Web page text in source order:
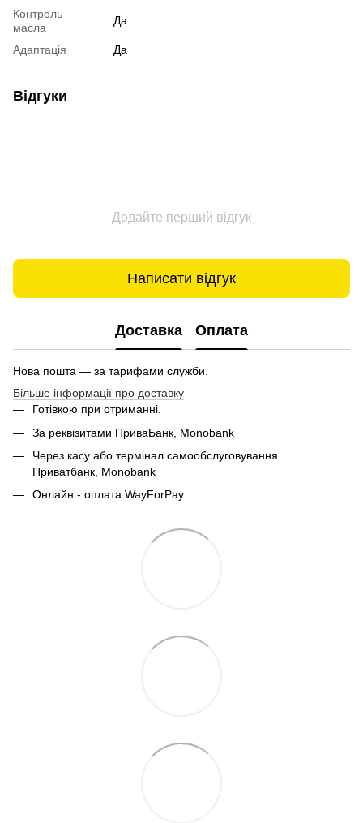
Контроль
масла
Да
Адаптація Да
Відгуки
Додайте перший відгук
Написати відгук
Доставка Оплата
Нова пошта — за тарифами служби.
Більше інформації про доставку
Готівкою при отриманні.
За реквізитами ПриваБанк, Monobank
Через касу або термінал самообслуговування
Приватбанк, Monobank
Онлайн - оплата WayForPay